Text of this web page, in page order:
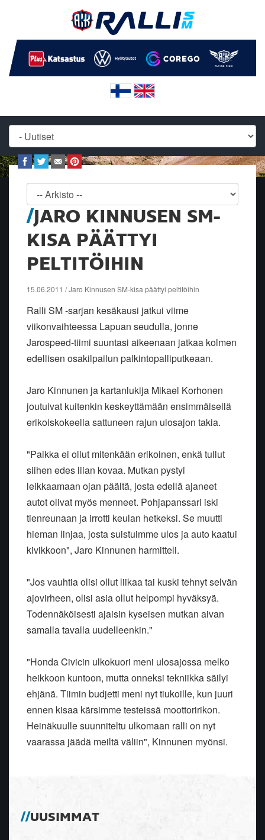
JARO KINNUSEN SM-
KISA PÄÄTTYI
PELTITÖIHIN
15.06.2011 / Jaro Kinnusen SM-kisa päättyi peltitöihin
Ralli SM -sarjan kesäkausi jatkui viime
viikonvaihteessa Lapuan seudulla, jonne
Jarospeed-tiimi suuntasi aikeenaan jatkaa kolmen
edellisen osakilpailun palkintopalliputkeaan.
Jaro Kinnunen ja kartanlukija Mikael Korhonen
joutuivat kuitenkin keskeyttämään ensimmäisellä
erikoiskokeella sattuneen rajun ulosajon takia.
"Paikka ei ollut mitenkään erikoinen, enkä tullut
siihen edes liian kovaa. Mutkan pystyi
leikkaamaan ojan päältä, josta edellä ajaneet
autot olivat myös menneet. Pohjapanssari iski
tienreunaan ja irrotti keulan hetkeksi. Se muutti
hieman linjaa, josta suistuimme ulos ja auto kaatui
kivikkoon", Jaro Kinnunen harmitteli.
"Jos vauhtia olisi ollut liikaa tai kuski tehnyt selvän
ajovirheen, olisi asia ollut helpompi hyväksyä.
Todennäköisesti ajaisin kyseisen mutkan aivan
samalla tavalla uudelleenkin."
"Honda Civicin ulkokuori meni ulosajossa melko
heikkoon kuntoon, mutta onneksi tekniikka säilyi
ehjänä. Tiimin budjetti meni nyt tiukoille, kun juuri
ennen kisaa kärsimme testeissä moottoririkon.
Heinäkuulle suunniteltu ulkomaan ralli on nyt
vaarassa jäädä meiltä väliin", Kinnunen myönsi.
UUSIMMAT